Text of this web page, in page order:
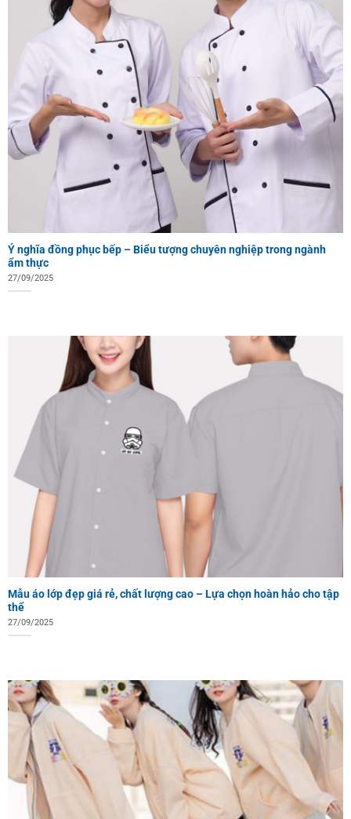
Ý nghĩa đồng phục bếp – Biểu tượng chuyên nghiệp trong ngành
ẩm thực
27/09/2025
Mẫu áo lớp đẹp giá rẻ, chất lượng cao – Lựa chọn hoàn hảo cho tập
thể
27/09/2025